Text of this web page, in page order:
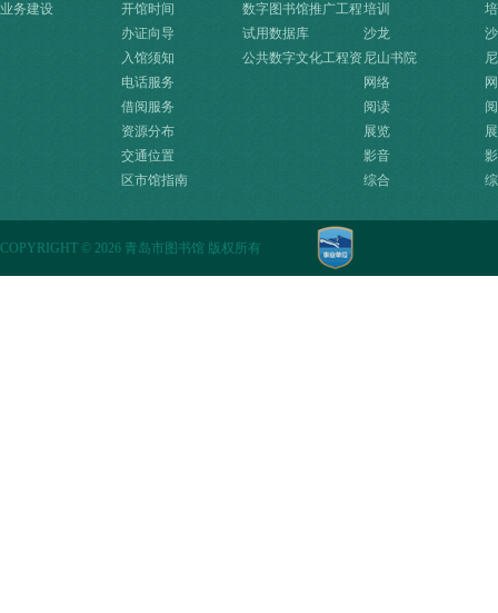
业务建设
开馆时间
办证向导
入馆须知
电话服务
借阅服务
资源分布
交通位置
区市馆指南
数字图书馆推广工程
资源
试用数据库
公共数字文化工程资
培训
沙龙
尼山书院
网络
阅读
展览
影音
综合
COPYRIGHT © 2026 青岛市图书馆 版权所有